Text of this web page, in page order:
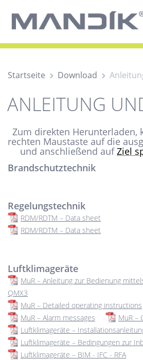
Startseite Download
ANLEITUNG
Zum direkten Herunterladen,
rechten Maustaste auf die
und anschließend aufZiel
Brandschutztechnik
Regelungstechnik
RDM/RDTM – Data sheet
RDM/RDTM – Data sheet
Luftklimageräte
MuR – Anleitung zur Bedienung
QMX3
MuR – Detailed operating instructions
MuR – Alarm messages
MuR –
Luftklimageräte –
Luftklimageräte – Bedingungen zur
Luftklimageräte – BIM - IFC - RFA